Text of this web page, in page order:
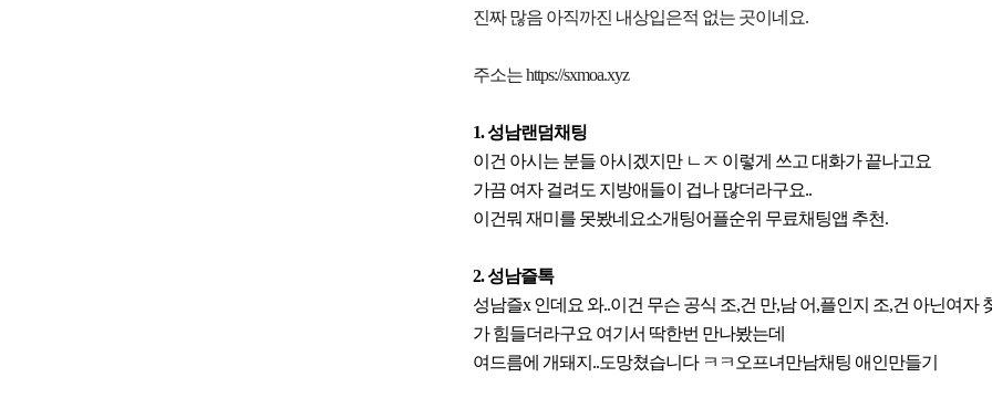
진짜 많음 아직까진 내상입은적 없는 곳이네요.
주소는 https://sxmoa.xyz
1. 성남랜덤채팅
이건 아시는 분들 아시겠지만 ㄴㅈ 이렇게 쓰고 대화가 끝나고요
가끔 여자 걸려도 지방애들이 겁나 많더라구요..
이건뭐 재미를 못봤네요소개팅어플순위 무료채팅앱 추천.
2. 성남즐톡
성남즐x 인데요 와..이건 무슨 공식 조,건 만,남 어,플인지 조,건 아닌여자
가 힘들더라구요 여기서 딱한번 만나봤는데
여드름에 개돼지..도망쳤습니다 ㅋㅋ오프녀만남채팅 애인만들기